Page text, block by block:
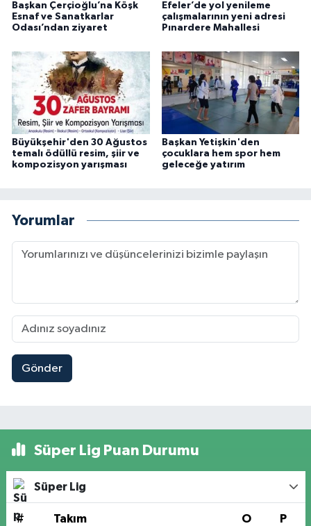
Başkan Çerçioğlu’na Köşk
Esnaf ve Sanatkarlar
Odası’ndan ziyaret
Efeler’de yol yenileme
çalışmalarının yeni adresi
Pınardere Mahallesi
Büyükşehir'den 30 Ağustos
temalı ödüllü resim, şiir ve
kompozisyon yarışması
Başkan Yetişkin'den
çocuklara hem spor hem
geleceğe yatırım
Yorumlar
Gönder
Süper Lig Puan Durumu
Süper Lig
# Takım O P